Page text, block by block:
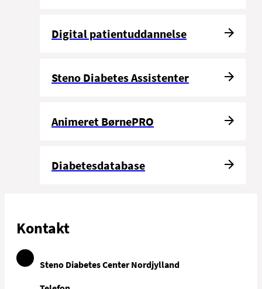
Digital patientuddannelse
Steno Diabetes Assistenter
Animeret BørnePRO
Diabetesdatabase
Kontakt
Steno Diabetes Center Nordjylland